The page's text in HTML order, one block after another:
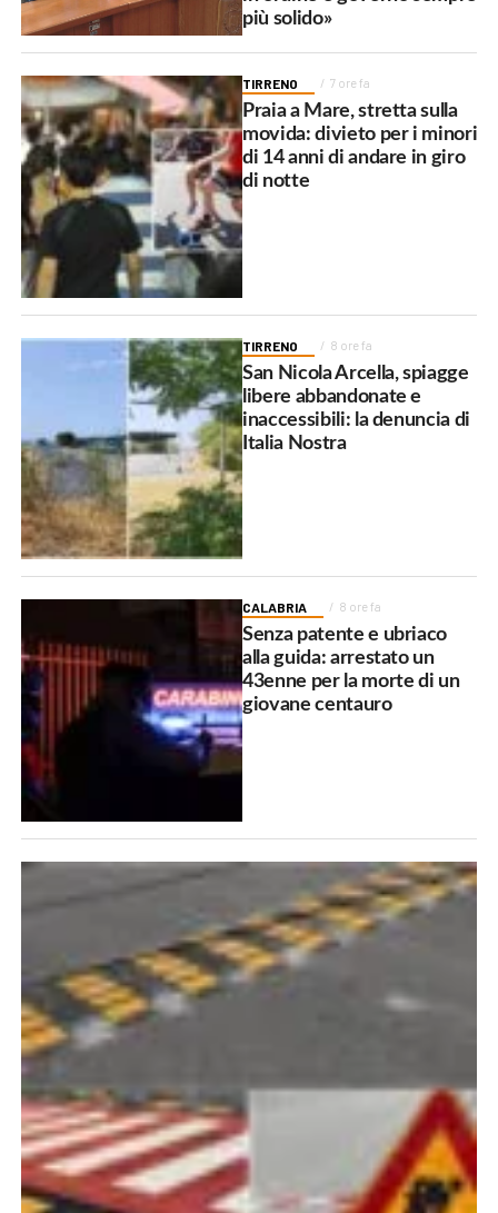
più solido»
TIRRENO 7 ore fa
Praia a Mare, stretta sulla
movida: divieto per i minori
di 14 anni di andare in giro
di notte
TIRRENO 8 ore fa
San Nicola Arcella, spiagge
libere abbandonate e
inaccessibili: la denuncia di
Italia Nostra
CALABRIA 8 ore fa
Senza patente e ubriaco
alla guida: arrestato un
43enne per la morte di un
giovane centauro